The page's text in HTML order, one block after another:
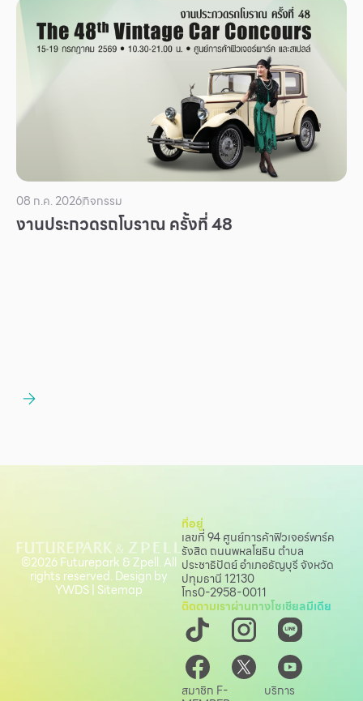
เพื่อสังคม
ฟิวเจอร์ซิตี้
เกี่ยวกับเรา
ตำแหน่งงาน
สมัครงาน
08 ก.ค. 2026กิจกรรม
งานประกวดรถโบราณ ครั้งที่ 48
ที่อยู่
เลขที่ 94 ศูนย์การค้าฟิวเจอร์พาร์ค
รังสิต ถนนพหลโยธิน ตำบล
ประชาธิปัตย์ อำเภอธัญบุรี จังหวัด
ปทุมธานี 12130
โทร0-2958-0011
ติดตามเราผ่านทางโซเชียลมีเดีย
สมาชิก F- บริการ
©2026 Futurepark & Zpell. All
rights reserved. Design by
YWDS| Sitemap